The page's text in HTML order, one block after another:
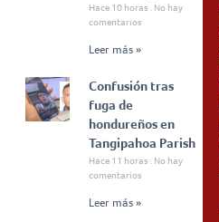
Hace 10 horas
No hay
comentarios
Leer más »
Confusión tras
fuga de
hondureños en
Tangipahoa Parish
Hace 11 horas
No hay
comentarios
Leer más »